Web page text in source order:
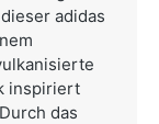
adidas
inspiriert
das